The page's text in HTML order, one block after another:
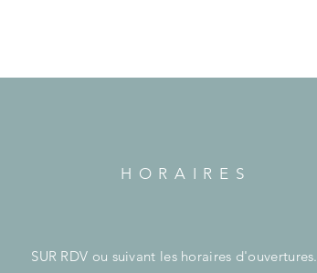
HORAIRES
SUR RDV ou suivant les horaires d'ouvertures.